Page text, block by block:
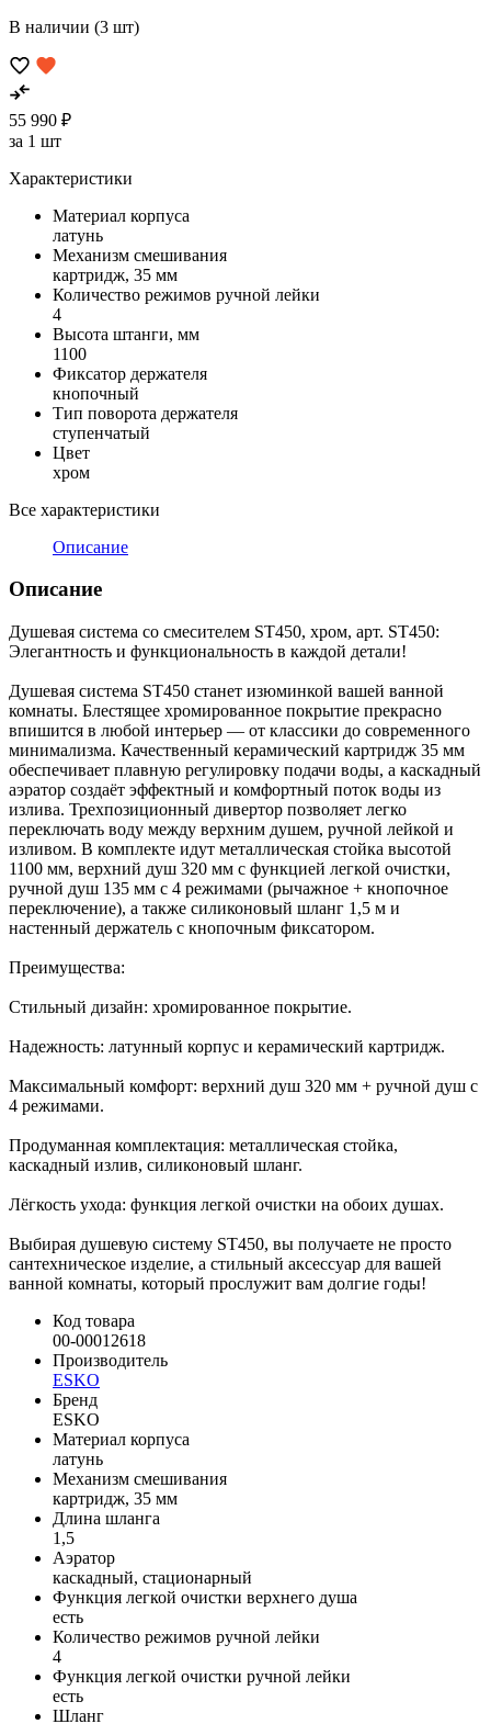
В наличии (3 шт)
55 990 ₽
за 1 шт
Характеристики
Материал корпуса
латунь
Механизм смешивания
картридж, 35 мм
Количество режимов ручной лейки
4
Высота штанги, мм
1100
Фиксатор держателя
кнопочный
Тип поворота держателя
ступенчатый
Цвет
хром
Все характеристики
Описание
Описание
Душевая система со смесителем ST450, хром, арт. ST450:
Элегантность и функциональность в каждой детали!
Душевая система ST450 станет изюминкой вашей ванной
комнаты. Блестящее хромированное покрытие прекрасно
впишится в любой интерьер — от классики до современного
минимализма. Качественный керамический картридж 35 мм
обеспечивает плавную регулировку подачи воды, а каскадный
аэратор создаёт эффектный и комфортный поток воды из
излива. Трехпозиционный дивертор позволяет легко
переключать воду между верхним душем, ручной лейкой и
изливом. В комплекте идут металлическая стойка высотой
1100 мм, верхний душ 320 мм с функцией легкой очистки,
ручной душ 135 мм с 4 режимами (рычажное + кнопочное
переключение), а также силиконовый шланг 1,5 м и
настенный держатель с кнопочным фиксатором.
Преимущества:
Стильный дизайн: хромированное покрытие.
Надежность: латунный корпус и керамический картридж.
Максимальный комфорт: верхний душ 320 мм + ручной душ с
4 режимами.
Продуманная комплектация: металлическая стойка,
каскадный излив, силиконовый шланг.
Лёгкость ухода: функция легкой очистки на обоих душах.
Выбирая душевую систему ST450, вы получаете не просто
сантехническое изделие, а стильный аксессуар для вашей
ванной комнаты, который прослужит вам долгие годы!
Код товара
00-00012618
Производитель
ESKO
Бренд
ESKO
Материал корпуса
латунь
Механизм смешивания
картридж, 35 мм
Длина шланга
1,5
Аэратор
каскадный, стационарный
Функция легкой очистки верхнего душа
есть
Количество режимов ручной лейки
4
Функция легкой очистки ручной лейки
есть
Шланг